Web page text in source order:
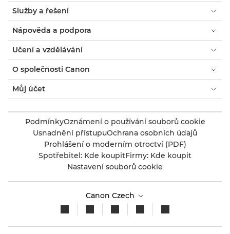
Služby a řešení
Nápověda a podpora
Učení a vzdělávání
O společnosti Canon
Můj účet
PodmínkyOznámení o používání souborů cookie
Usnadnění přístupuOchrana osobních údajů
Prohlášení o moderním otroctví (PDF)
Spotřebitel: Kde koupitFirmy: Kde koupit
Nastavení souborů cookie
Canon Czech